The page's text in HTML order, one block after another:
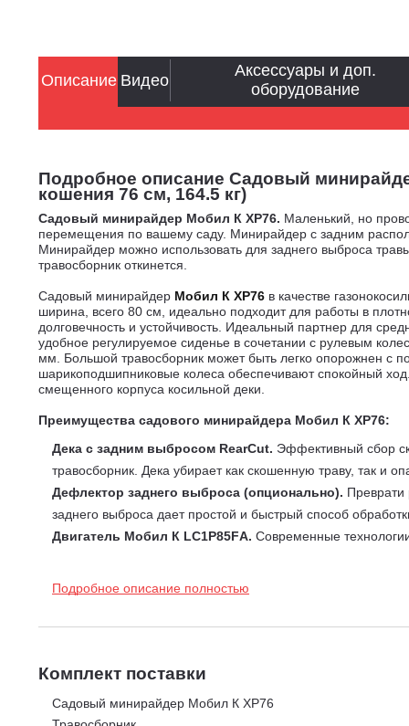
Подробное описание Садовый
кошения 76 см, 164.5 кг)
Садовый минирайдер Мобил К XP76. Маленький, но
перемещения по вашему саду. Минирайдер с задним
Минирайдер можно использовать для заднего выброса
травосборник откинется.
Садовый минирайдер Мобил К XP76 в качестве
ширина, всего 80 см, идеально подходит для работы в
долговечность и устойчивость. Идеальный партнер для
удобное регулируемое сиденье в сочетании с рулевым
мм. Большой травосборник может быть легко опорожнен с
шарикоподшипниковые колеса обеспечивают спокойный ход.
смещенного корпуса косильной деки.
Преимущества садового минирайдера Мобил К XP76:
Дека с задним выбросом RearCut. Эффективный сбор
травосборник. Дека убирает как скошенную траву, так и
Дефлектор заднего выброса (опционально). Преврати
заднего выброса дает простой и быстрый способ
Двигатель Мобил К LC1P85FА. Cовременные
Автоматическая бесступенчатая гидротрансмиссия
обеспечивает простое управление скоростью движения
скорости вплоть до полной остановки трактора. При
Подробное описание полностью
Комплект поставки
Садовый минирайдер Мобил К XP76
Описание Видео
Аксессуары и доп.
оборудование